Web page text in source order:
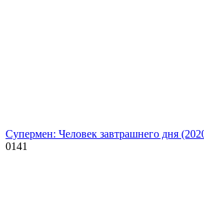
Супермен: Человек завтрашнего дня
0141